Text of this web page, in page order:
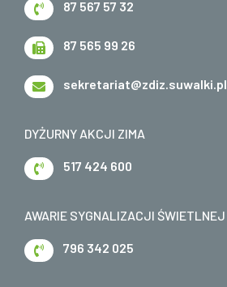
87 567 57 32
87 565 99 26
sekretariat@zdiz.suwalki.pl
DYŻURNY AKCJI ZIMA
517 424 600
AWARIE SYGNALIZACJI ŚWIETLNEJ
796 342 025